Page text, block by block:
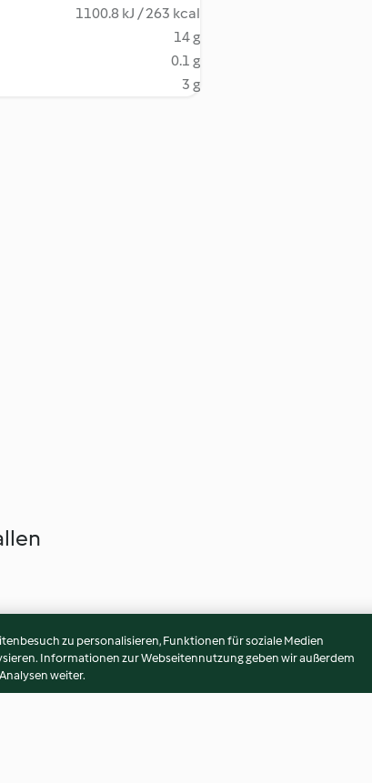
1100.8 kJ / 263 kcal
14 g
0.1 g
3 g
zu personalisieren, Funktionen für soziale Medien
Informationen zur Webseitennutzung geben wir außerdem
weiter.